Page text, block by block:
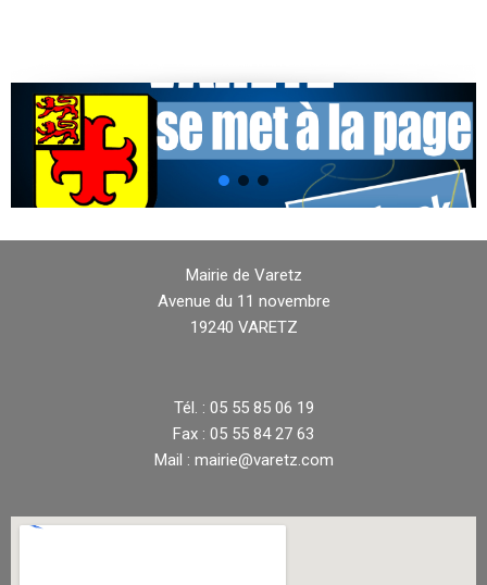
Mairie de Varetz
Avenue du 11 novembre
19240 VARETZ
Tél. : 05 55 85 06 19
Fax : 05 55 84 27 63
Mail : mairie@varetz.com